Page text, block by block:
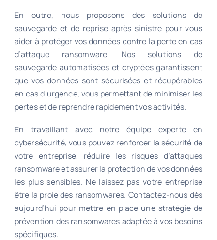
En outre, nous proposons des solutions de
sauvegarde et de reprise après sinistre pour vous
aider à protéger vos données contre la perte en cas
d’attaque ransomware. Nos solutions de
sauvegarde automatisées et cryptées garantissent
que vos données sont sécurisées et récupérables
en cas d’urgence, vous permettant de minimiser les
pertes et de reprendre rapidement vos activités.
En travaillant avec notre équipe experte en
cybersécurité, vous pouvez renforcer la sécurité de
votre entreprise, réduire les risques d’attaques
ransomware et assurer la protection de vos données
les plus sensibles. Ne laissez pas votre entreprise
être la proie des ransomwares. Contactez-nous dès
aujourd’hui pour mettre en place une stratégie de
prévention des ransomwares adaptée à vos besoins
spécifiques.